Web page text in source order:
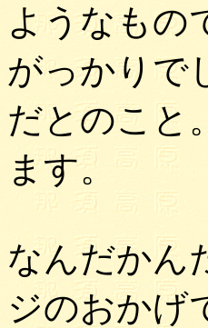
ようなもの
がっかりで
だとのこと
ます。
なんだかん
ジのおかげ